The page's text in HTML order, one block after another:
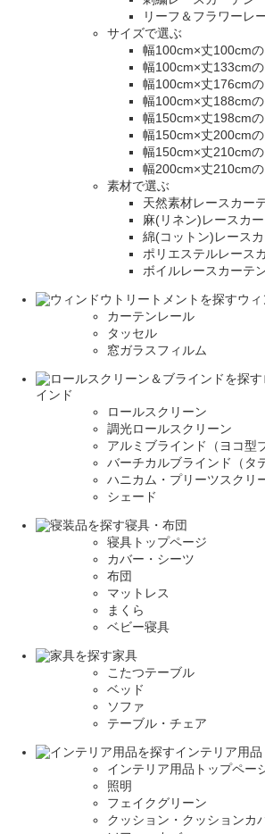
リーフ＆フラワーレ
サイズで選ぶ
幅100cm×丈100cm
幅100cm×丈133cm
幅100cm×丈176cm
幅100cm×丈188cm
幅150cm×丈198cm
幅150cm×丈200cm
幅150cm×丈210cm
幅200cm×丈210cm
素材で選ぶ
天然素材レースカー
麻(リネン)レースカ
綿(コットン)レース
ポリエステルレース
ボイルレースカーテ
ウ
カーテンレール
タッセル
窓ガラスフィルム
インド
ロールスクリーン
調光ロールスクリーン
アルミブラインド（ヨコ型
バーチカルブラインド（タ
ハニカム・プリーツスクリ
シェード
寝具・布団
寝具トップページ
カバー・シーツ
布団
マットレス
まくら
ベビー寝具
家具
こたつテーブル
ベッド
ソファ
テーブル・チェア
インテリア用品
インテリア用品トップペー
照明
フェイクグリーン
クッション・クッションカ